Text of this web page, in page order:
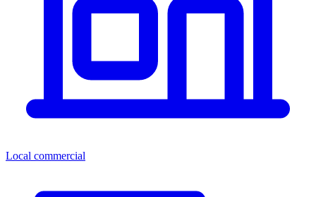
Local commercial